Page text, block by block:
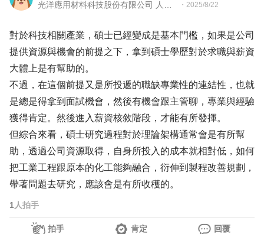
・ 2025/8/22
對於科技相關產業，碩士已經變成是基本門檻，如果是公司
提供資源與機會的前提之下，拿到碩士學歷對於求職與薪資
大體上是有幫助的。
不過，在這個前提又是所投遞的職缺專業性的連結性，也就
是總是得拿到面試機會，然後有機會跟主管聊，專業與經驗
獲得肯定。然後進入薪資核敘階段，才能有所發揮。
但綜合來看，碩士研究過程對於理論架構通常會是有所幫
助，透過公司資源取得，自身所投入的成本就相對低，如何
把工業工程跟原本的化工能夠融合，衍伸到製程改善規劃，
帶著問題去研究，應該會是有所收穫的。
1 人拍手
拍手 肯定 回覆